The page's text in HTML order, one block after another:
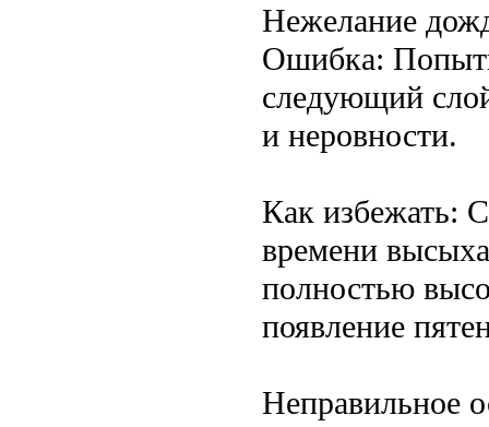
Нежелание
Ошибка:
следующий
и неровности.
Как избежать:
времени
полностью
появление
Неправильное